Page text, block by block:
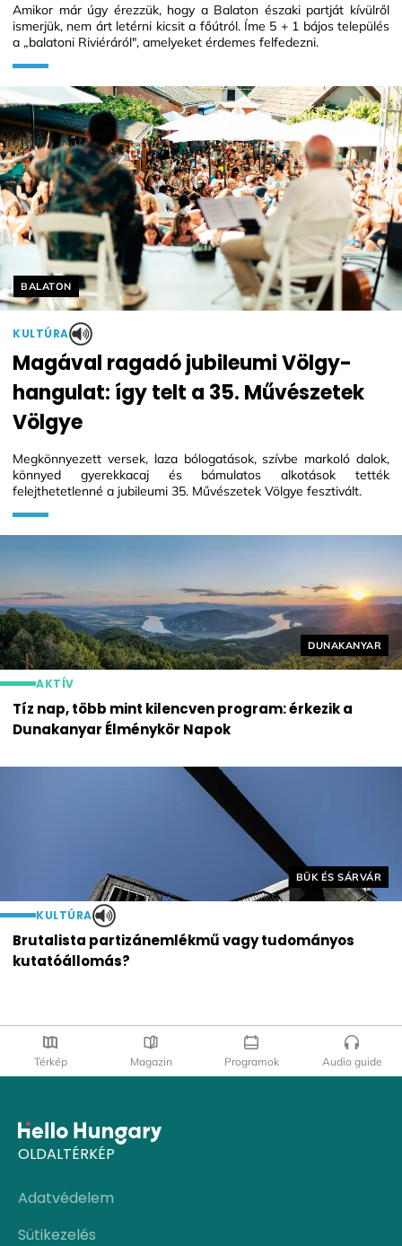
Amikor már úgy érezzük, hogy a Balaton északi partját kívülről
ismerjük, nem árt letérni kicsit a főútról. Íme 5 + 1 bájos település
a „balatoni Riviéráról", amelyeket érdemes felfedezni.
Helyszín
DUNAKANYAR
AKTÍV
Tíz nap, több mint kilencven program: érkezik a
Dunakanyar Élménykör Napok
Helyszín címkék:
BALATON
KULTÚRA
Magával ragadó jubileumi Völgy-
hangulat: így telt a 35. Művészetek
Völgye
Megkönnyezett versek, laza bólogatások, szívbe markoló dalok,
könnyed gyerekkacaj és bámulatos alkotások tették
felejthetetlenné a jubileumi 35. Művészetek Völgye fesztivált.
Helyszín címkék:
BÜK ÉS SÁRVÁR
KULTÚRA
Brutalista partizánemlékmű vagy tudományos
kutatóállomás?
Térkép Magazin Programok Audio guide
OLDALTÉRKÉP
Adatvédelem
Sütikezelés